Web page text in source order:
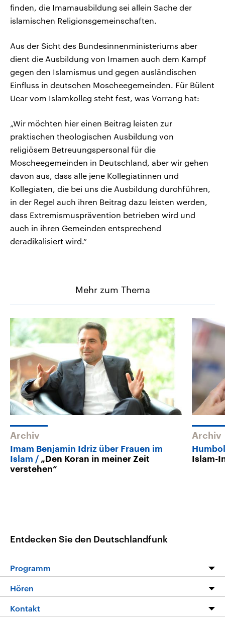
finden, die Imamausbildung sei allein Sache der
islamischen Religionsgemeinschaften.
Aus der Sicht des Bundesinnenministeriums aber
dient die Ausbildung von Imamen auch dem Kampf
gegen den Islamismus und gegen ausländischen
Einfluss in deutschen Moscheegemeinden. Für Bülent
Ucar vom Islamkolleg steht fest, was Vorrang hat:
„Wir möchten hier einen Beitrag leisten zur
praktischen theologischen Ausbildung von
religiösem Betreuungspersonal für die
Moscheegemeinden in Deutschland, aber wir gehen
davon aus, dass alle jene Kollegiatinnen und
Kollegiaten, die bei uns die Ausbildung durchführen,
in der Regel auch ihren Beitrag dazu leisten werden,
dass Extremismusprävention betrieben wird und
auch in ihren Gemeinden entsprechend
deradikalisiert wird.“
Mehr zum Thema
Archiv
Imam Benjamin Idriz über Frauen im
Islam
„Den Koran in meiner Zeit
verstehen“
Archiv
Islam-
Entdecken Sie den Deutschlandfunk
Programm
Programm
Hören
Livestream
Kontakt